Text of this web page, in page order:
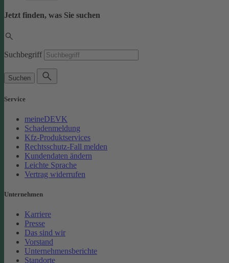
Jetzt finden, was Sie suchen
Suchbegriff
Suchen
Service
meineDEVK
Schadenmeldung
Kfz-Produktservices
Rechtsschutz-Fall melden
Kundendaten ändern
Leichte Sprache
Vertrag widerrufen
Unternehmen
Karriere
Presse
Das sind wir
Vorstand
Unternehmensberichte
Standorte